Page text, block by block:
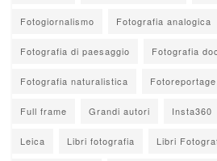
Fotogiornalismo Fotografia analogica
Fotografia di paesaggio Fotografia
Fotografia naturalistica Fotoreportage
Full frame Grandi autori Insta360
Leica Libri fotografia Libri